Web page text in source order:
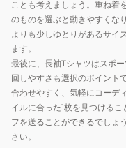
ことも考えましょう。重ね着
のものを選ぶと動きやすくな
よりも少しゆとりがあるサイ
ます。
最後に、長袖Tシャツはスポ
回しやすさも選択のポイント
合わせやすく、気軽にコーデ
イルに合った1枚を見つける
フを送ることができるでしょ
さい。